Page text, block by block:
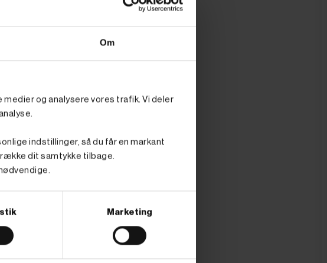
Om
og analysere vores trafik. Vi deler
indstillinger, så du får en markant
dit samtykke tilbage.
Marketing